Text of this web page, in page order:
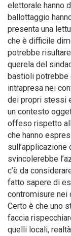
elettorale hanno
ballottaggio
presenta una
che è difficile
potrebbe
querela del
bastioli potrebbe
intrapresa nei
dei propri stessi
un contesto
offeso rispetto
che hanno
svincolerebbe
c’è da
fatto sapere di
contromisure nei
Certo è che uno
faccia
quelli locali,